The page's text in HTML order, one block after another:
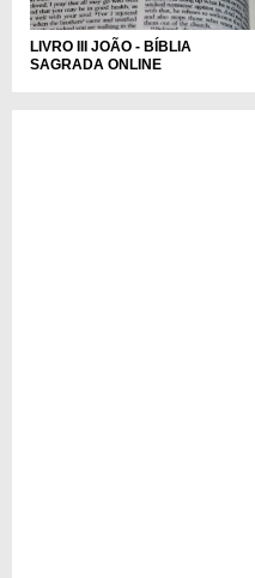
LIVRO III JOÃO - BÍBLIA
SAGRADA ONLINE